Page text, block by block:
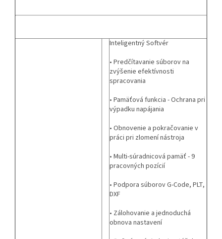
Inteligentný Softvér
• Predčítavanie súborov na
zvýšenie efektívnosti
spracovania
• Pamäťová funkcia - Ochrana pri
výpadku napájania
• Obnovenie a pokračovanie v
práci pri zlomení nástroja
• Multi-súradnicová pamäť - 9
pracovných pozícií
• Podpora súborov G-Code, PLT,
DXF
• Zálohovanie a jednoduchá
obnova nastavení